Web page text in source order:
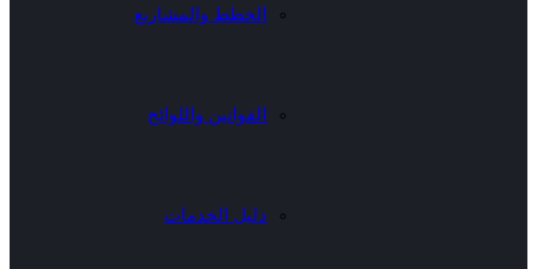
الخطط والمشاريع
القوانين واللوائح
دليل الخدمات